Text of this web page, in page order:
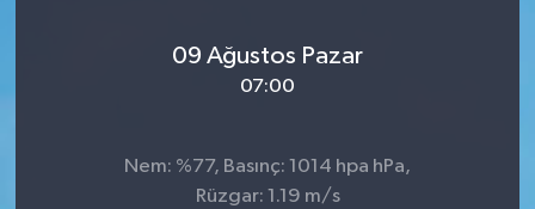
09 Ağustos Pazar
07:00
Nem: %77, Basınç: 1014 hpa hPa,
Rüzgar: 1.19 m/s
Akhisar Emlak
Etiketler
Yaşam